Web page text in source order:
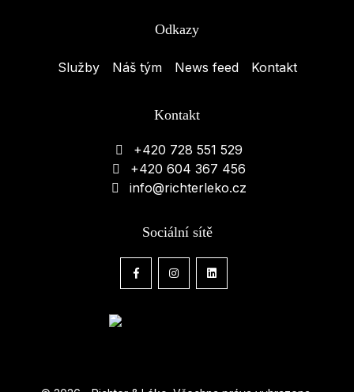
Odkazy
Služby Náš tým News feed Kontakt
Kontakt
+420 728 551 529
+420 604 367 456
info@richterleko.cz
Sociální sítě